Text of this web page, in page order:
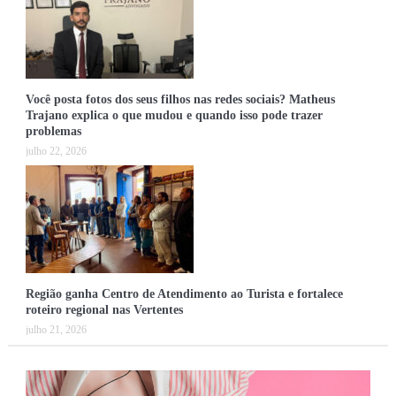
Você posta fotos dos seus filhos nas redes sociais? Matheus
Trajano explica o que mudou e quando isso pode trazer
problemas
julho 22, 2026
Região ganha Centro de Atendimento ao Turista e fortalece
roteiro regional nas Vertentes
julho 21, 2026